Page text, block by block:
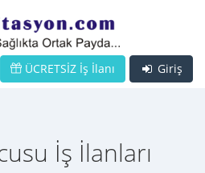
Giriş
ÜCRETSİZ İş İlanı
İş İlanları